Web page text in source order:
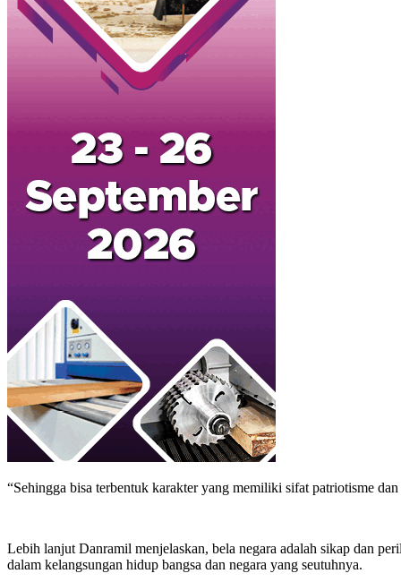
“Sehingga bisa terbentuk karakter yang memiliki sifat patriotisme
Lebih lanjut Danramil menjelaskan, bela negara adalah sikap dan
dalam kelangsungan hidup bangsa dan negara yang seutuhnya.